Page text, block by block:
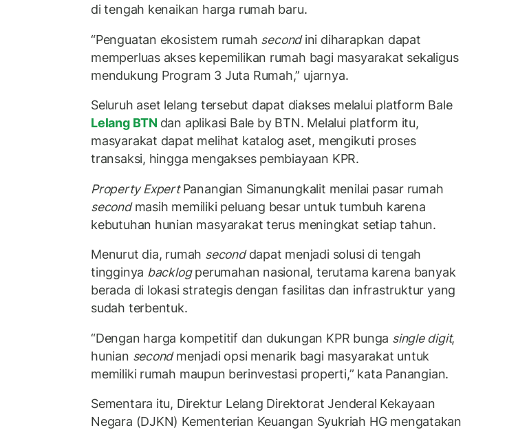
di tengah kenaikan harga rumah baru.
“Penguatan ekosistem rumah secondini diharapkan dapat
memperluas akses kepemilikan rumah bagi masyarakat sekaligus
mendukung Program 3 Juta Rumah,” ujarnya.
Seluruh aset lelang tersebut dapat diakses melalui platform Bale
Lelang BTN dan aplikasi Bale by BTN. Melalui platform itu,
masyarakat dapat melihat katalog aset, mengikuti proses
transaksi, hingga mengakses pembiayaan KPR.
Property ExpertPanangian Simanungkalit menilai pasar rumah
secondmasih memiliki peluang besar untuk tumbuh karena
kebutuhan hunian masyarakat terus meningkat setiap tahun.
Menurut dia, rumah seconddapat menjadi solusi di tengah
tingginya backlogperumahan nasional, terutama karena banyak
berada di lokasi strategis dengan fasilitas dan infrastruktur yang
sudah terbentuk.
“Dengan harga kompetitif dan dukungan KPR bunga single digit,
hunian secondmenjadi opsi menarik bagi masyarakat untuk
memiliki rumah maupun berinvestasi properti,” kata Panangian.
Sementara itu, Direktur Lelang Direktorat Jenderal Kekayaan
Negara (DJKN) Kementerian Keuangan Syukriah HG mengatakan